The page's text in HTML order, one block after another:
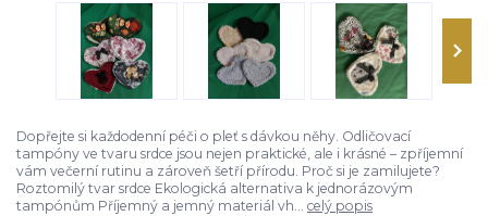
Dopřejte si každodenní péči o pleť s dávkou něhy. Odličovací
tampóny ve tvaru srdce jsou nejen praktické, ale i krásné – zpříjemní
vám večerní rutinu a zároveň šetří přírodu. Proč si je zamilujete?
Roztomilý tvar srdce Ekologická alternativa k jednorázovým
tampónům Příjemný a jemný materiál vh... celý popis